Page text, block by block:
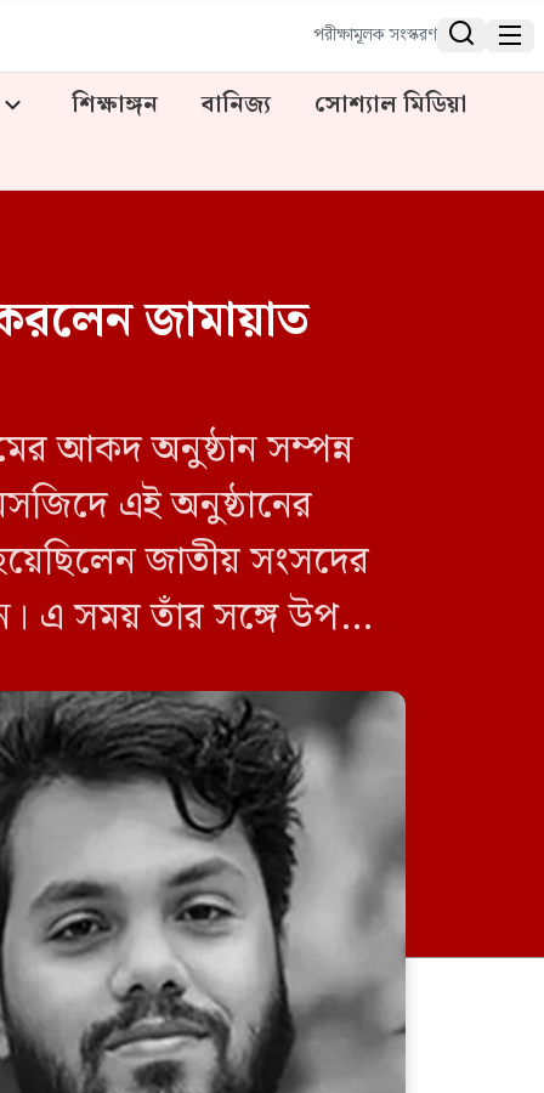
পরীক্ষামূলক সংস্করণ  
শিক্ষাঙ্গন বানিজ্য
সোশ্যাল মিডিয়া
জামায়াত
আকদ অনুষ্ঠান সম্পন্ন
এই অনুষ্ঠানের
জাতীয় সংসদের
সময় তাঁর সঙ্গে উপস্থিত